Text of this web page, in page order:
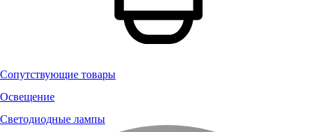
Сопутствующие товары
Освещение
Светодиодные лампы